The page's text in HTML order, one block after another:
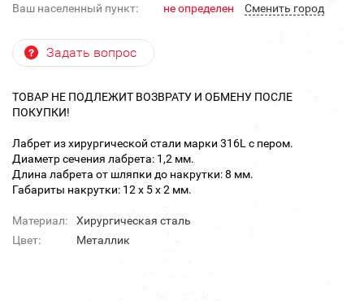
Ваш населенный пункт: не определен Cменить город
Задать вопрос
ТОВАР НЕ ПОДЛЕЖИТ ВОЗВРАТУ И ОБМЕНУ ПОСЛЕ
ПОКУПКИ!
Лабрет из хирургической стали марки 316L с пером.
Диаметр сечения лабрета: 1,2 мм.
Длина лабрета от шляпки до накрутки: 8 мм.
Габариты накрутки: 12 х 5 х 2 мм.
Материал:
Хирургическая сталь
Цвет:
Металлик